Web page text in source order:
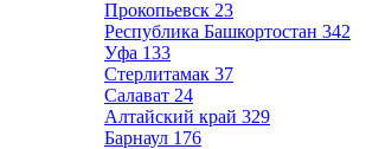
Прокопьевск 23
Республика Башкортостан 342
Уфа 133
Стерлитамак 37
Салават 24
Алтайский край 329
Барнаул 176